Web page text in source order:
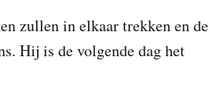
zullen in elkaar trekken en de
Hij is de volgende dag het